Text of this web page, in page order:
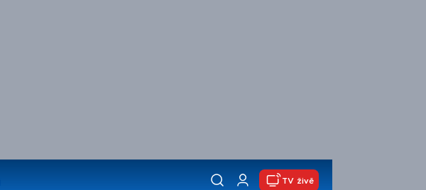
TV živě